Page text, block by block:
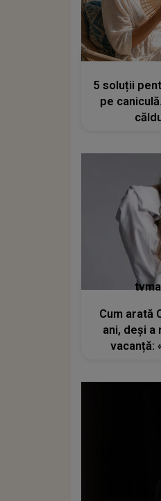
5 soluții
pe
Cum arată
ani, deși a
vacanță: